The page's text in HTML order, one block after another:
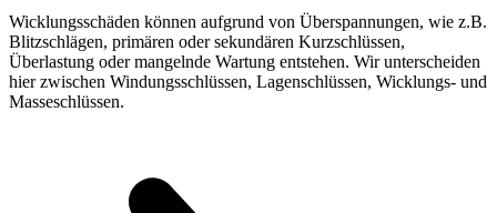
Wicklungsschäden können aufgrund von Überspannungen, wie z.B.
Blitzschlägen, primären oder sekundären Kurzschlüssen,
Überlastung oder mangelnde Wartung entstehen. Wir unterscheiden
hier zwischen Windungsschlüssen, Lagenschlüssen, Wicklungs- und
Masseschlüssen.